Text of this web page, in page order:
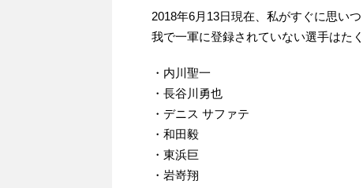
2018年6月13日現在、私がすぐに思い
我で一軍に登録されていない選手はた
・内川聖一
・長谷川勇也
・デニス サファテ
・和田毅
・東浜巨
・岩嵜翔